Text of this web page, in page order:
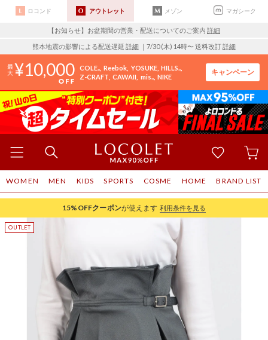
ロコンド アウトレット メゾン マガシーク
【お知らせ】お盆期間の営業・配送についてのご案内 詳細
熊本地震の影響による配送遅延 詳細 ｜7/30 (木) 14時〜 送料改訂詳細
10,000 COLE.. Reebok YOSUKE HILLS..
Z-CRAFT CAWAII mis.. NIKE
キャンペーン
WOMEN MEN KIDS SPORTS COSME HOME BRAND LIST
15%OFFクーポンが使えます 利用条件を見る